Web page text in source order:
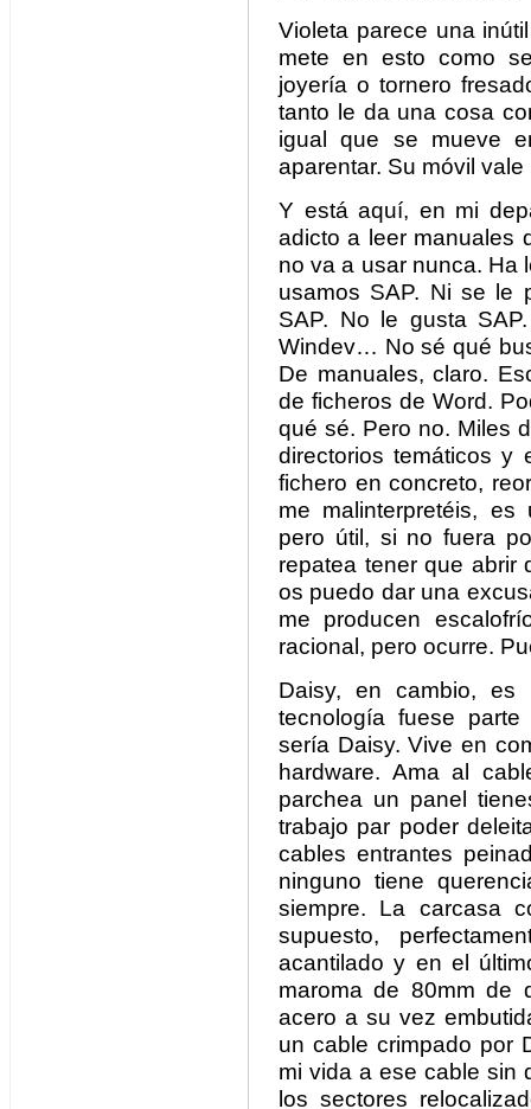
Violeta parece una
mete en esto como
joyería o tornero
tanto le da una cosa
igual que se mueve
aparentar. Su móvil
Y está aquí, en mi
adicto a leer manuales
no va a usar nunca. Ha
usamos SAP. Ni se le
SAP. No le gusta
Windev… No sé qué
De manuales, claro.
de ficheros de Word.
qué sé. Pero no. Miles
directorios temáticos y
fichero en concreto,
me malinterpretéis, es
pero útil, si no fuera
repatea tener que abrir
os puedo dar una
me producen
racional, pero ocurre.
Daisy, en cambio,
tecnología fuese
sería Daisy. Vive en
hardware. Ama al
parchea un panel
trabajo par poder
cables entrantes
ninguno tiene
siempre. La carcasa
supuesto,
acantilado y en el
maroma de 80mm de
acero a su vez
un cable crimpado por
mi vida a ese cable sin
los sectores